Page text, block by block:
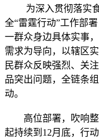
为深入贯彻落实食
全“雷霆行动”工作部
一群众身边具体实事
需求为导向，以辖区
民群众反映强烈、关
品突出问题，全链条
动。
高位部署，吹响整
起持续到12月底，行